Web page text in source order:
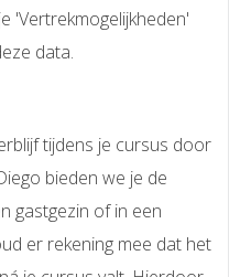
'Vertrekmogelijkheden'
data.
tijdens je cursus door
bieden we je de
gastgezin of in een
er rekening mee dat het